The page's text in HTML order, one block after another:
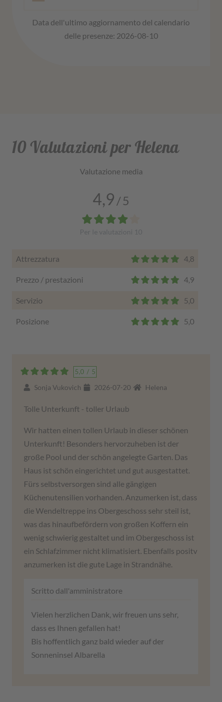
Data dell'ultimo aggiornamento del calendario
delle presenze: 2026-08-10
10 Valutazioni per Helena
Valutazione media
4,9 /5
Per le valutazioni 10
Attrezzatura 4,8
Prezzo / prestazioni 4,9
Servizio 5,0
Posizione 5,0
5,0 / 5
Sonja Vukovich 2026-07-20 Helena
Tolle Unterkunft - toller Urlaub
Wir hatten einen tollen Urlaub in dieser schönen
Unterkunft! Besonders hervorzuheben ist der
große Pool und der schön angelegte Garten. Das
Haus ist schön eingerichtet und gut ausgestattet.
Fürs selbstversorgen sind alle gängigen
Küchenutensilien vorhanden. Anzumerken ist, dass
die Wendeltreppe ins Obergeschoss sehr steil ist,
was das hinaufbefördern von großen Koffern ein
wenig schwierig gestaltet und im Obergeschoss ist
ein Schlafzimmer nicht klimatisiert. Ebenfalls positv
anzumerken ist die gute Lage in Strandnähe.
Scritto dall'amministratore
Vielen herzlichen Dank, wir freuen uns sehr,
dass es Ihnen gefallen hat!
Bis hoffentlich ganz bald wieder auf der
Sonneninsel Albarella